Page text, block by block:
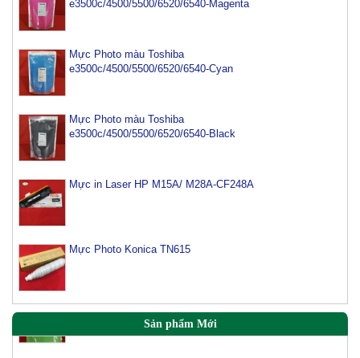
e3500c/4500/5500/6520/6540-Magenta
Mực Photo màu Toshiba
e3500c/4500/5500/6520/6540-Cyan
Mực Photo màu Toshiba
e3500c/4500/5500/6520/6540-Black
Mực in Laser HP M15A/ M28A-CF248A
Mực Photo Konica TN615
Sản phẩm Mới
Tham Khảo